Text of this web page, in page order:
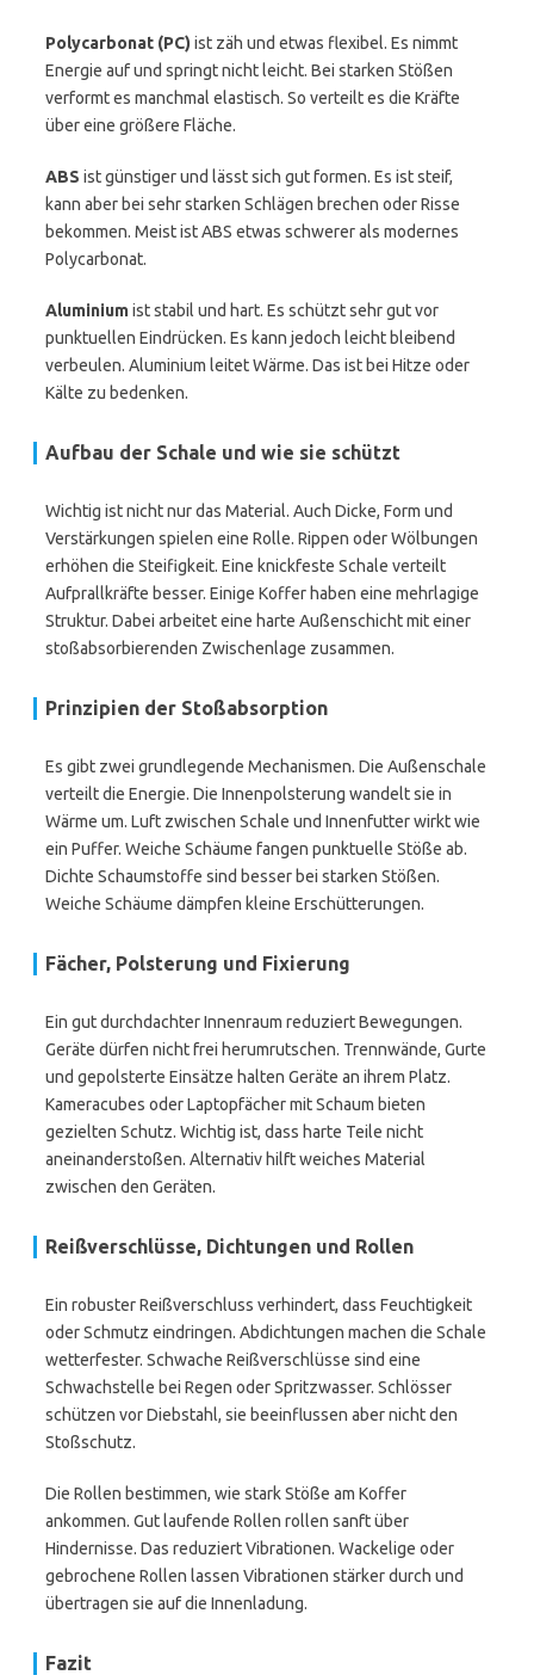
Polycarbonat (PC) ist zäh und etwas flexibel. Es nimmt
Energie auf und springt nicht leicht. Bei starken Stößen
verformt es manchmal elastisch. So verteilt es die Kräfte
über eine größere Fläche.
ABS ist günstiger und lässt sich gut formen. Es ist steif,
kann aber bei sehr starken Schlägen brechen oder Risse
bekommen. Meist ist ABS etwas schwerer als modernes
Polycarbonat.
Aluminiumist stabil und hart. Es schützt sehr gut vor
punktuellen Eindrücken. Es kann jedoch leicht bleibend
verbeulen. Aluminium leitet Wärme. Das ist bei Hitze oder
Kälte zu bedenken.
Aufbau der Schale und wie sie schützt
Wichtig ist nicht nur das Material. Auch Dicke, Form und
Verstärkungen spielen eine Rolle. Rippen oder Wölbungen
erhöhen die Steifigkeit. Eine knickfeste Schale verteilt
Aufprallkräfte besser. Einige Koffer haben eine mehrlagige
Struktur. Dabei arbeitet eine harte Außenschicht mit einer
stoßabsorbierenden Zwischenlage zusammen.
Prinzipien der Stoßabsorption
Es gibt zwei grundlegende Mechanismen. Die Außenschale
verteilt die Energie. Die Innenpolsterung wandelt sie in
Wärme um. Luft zwischen Schale und Innenfutter wirkt wie
ein Puffer. Weiche Schäume fangen punktuelle Stöße ab.
Dichte Schaumstoffe sind besser bei starken Stößen.
Weiche Schäume dämpfen kleine Erschütterungen.
Fächer, Polsterung und Fixierung
Ein gut durchdachter Innenraum reduziert Bewegungen.
Geräte dürfen nicht frei herumrutschen. Trennwände, Gurte
und gepolsterte Einsätze halten Geräte an ihrem Platz.
Kameracubes oder Laptopfächer mit Schaum bieten
gezielten Schutz. Wichtig ist, dass harte Teile nicht
aneinanderstoßen. Alternativ hilft weiches Material
zwischen den Geräten.
Reißverschlüsse, Dichtungen und Rollen
Ein robuster Reißverschluss verhindert, dass Feuchtigkeit
oder Schmutz eindringen. Abdichtungen machen die Schale
wetterfester. Schwache Reißverschlüsse sind eine
Schwachstelle bei Regen oder Spritzwasser. Schlösser
schützen vor Diebstahl, sie beeinflussen aber nicht den
Stoßschutz.
Die Rollen bestimmen, wie stark Stöße am Koffer
ankommen. Gut laufende Rollen rollen sanft über
Hindernisse. Das reduziert Vibrationen. Wackelige oder
gebrochene Rollen lassen Vibrationen stärker durch und
übertragen sie auf die Innenladung.
Fazit